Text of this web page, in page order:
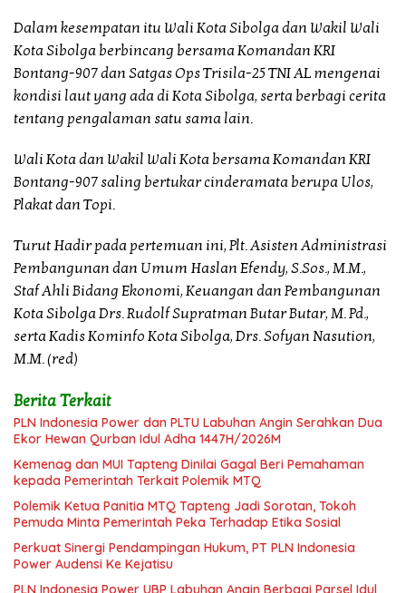
Dalam kesempatan itu Wali Kota Sibolga dan Wakil Wali
Kota Sibolga berbincang bersama Komandan KRI
Bontang-907 dan Satgas Ops Trisila-25 TNI AL mengenai
kondisi laut yang ada di Kota Sibolga, serta berbagi cerita
tentang pengalaman satu sama lain.
Wali Kota dan Wakil Wali Kota bersama Komandan KRI
Bontang-907 saling bertukar cinderamata berupa Ulos,
Plakat dan Topi.
Turut Hadir pada pertemuan ini, Plt. Asisten Administrasi
Pembangunan dan Umum Haslan Efendy, S.Sos., M.M.,
Staf Ahli Bidang Ekonomi, Keuangan dan Pembangunan
Kota Sibolga Drs. Rudolf Supratman Butar Butar, M. Pd.,
serta Kadis Kominfo Kota Sibolga, Drs. Sofyan Nasution,
M.M. (red)
Berita Terkait
PLN Indonesia Power dan PLTU Labuhan Angin Serahkan Dua
Ekor Hewan Qurban Idul Adha 1447H/2026M
Kemenag dan MUI Tapteng Dinilai Gagal Beri Pemahaman
kepada Pemerintah Terkait Polemik MTQ
Polemik Ketua Panitia MTQ Tapteng Jadi Sorotan, Tokoh
Pemuda Minta Pemerintah Peka Terhadap Etika Sosial
Perkuat Sinergi Pendampingan Hukum, PT PLN Indonesia
Power Audensi Ke Kejatisu
PLN Indonesia Power UBP Labuhan Angin Berbagi Parsel Idul